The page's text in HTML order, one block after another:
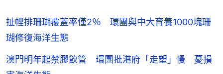
扯𢃇排珊瑚覆蓋率僅2％ 環團與中大育養1000塊珊
瑚修復海洋生態
澳門明年起禁膠飲管 環團批港府「走塑」慢 憂損